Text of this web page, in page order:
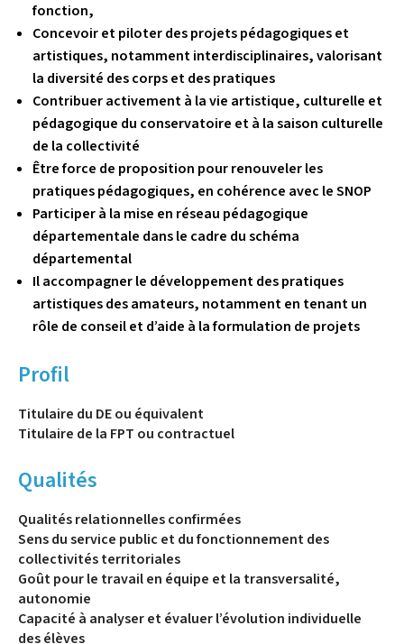
fonction,
Concevoir et piloter des projets pédagogiques et
artistiques, notamment interdisciplinaires, valorisant
la diversité des corps et des pratiques
Contribuer activement à la vie artistique, culturelle et
pédagogique du conservatoire et à la saison culturelle
de la collectivité
Être force de proposition pour renouveler les
pratiques pédagogiques, en cohérence avec le SNOP
Participer à la mise en réseau pédagogique
départementale dans le cadre du schéma
départemental
Il accompagner le développement des pratiques
artistiques des amateurs, notamment en tenant un
rôle de conseil et d’aide à la formulation de projets
Profil
Titulaire du DE ou équivalent
Titulaire de la FPT ou contractuel
Qualités
Qualités relationnelles confirmées
Sens du service public et du fonctionnement des
collectivités territoriales
Goût pour le travail en équipe et la transversalité,
autonomie
Capacité à analyser et évaluer l’évolution individuelle
des élèves